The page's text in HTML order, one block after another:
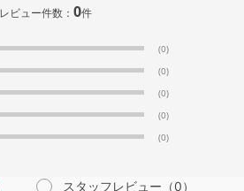
レビュー件数：0件
(0)
(0)
(0)
(0)
(0)
スタッフレビュー （0）